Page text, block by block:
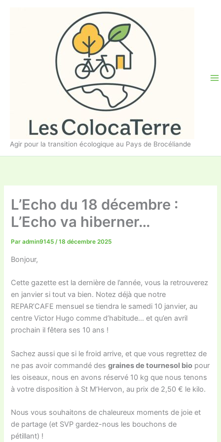
Agir pour la transition écologique au Pays de Brocéliande
L’Echo du 18 décembre :
L’Echo va hiberner…
Paradmin9145/18 décembre 2025
Bonjour,
Cette gazette est la dernière de l’année, vous la retrouverez
en janvier si tout va bien. Notez déjà que notre
REPAR’CAFE mensuel se tiendra le samedi 10 janvier, au
centre Victor Hugo comme d’habitude… et qu’en avril
prochain il fêtera ses 10 ans !
Sachez aussi que si le froid arrive, et que vous regrettez de
ne pas avoir commandé desgraines de tournesol bio pour
les oiseaux, nous en avons réservé 10 kg que nous tenons
à votre disposition à St M’Hervon, au prix de 2,50 € le kilo.
Nous vous souhaitons de chaleureux moments de joie et
de partage (et SVP gardez-nous les bouchons de
pétillant) !